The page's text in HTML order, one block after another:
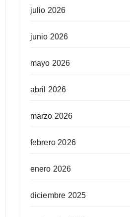
julio 2026
junio 2026
mayo 2026
abril 2026
marzo 2026
febrero 2026
enero 2026
diciembre 2025